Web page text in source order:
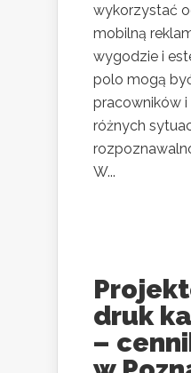
wykorzystać
mobilną
wygodzie i
polo mogą
pracowników
różnych
W...
druk
–